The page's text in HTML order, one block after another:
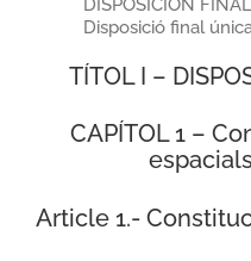
DISPOSICION FINAL
Disposició final
TÍTOL I –
CAPÍTOL 1 –
Article 1.-